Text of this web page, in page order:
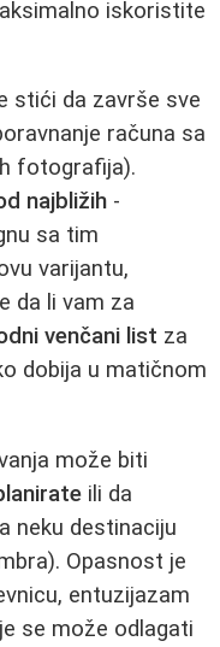
iskoristite
stići da završe sve
računa sa
fotografija).
najbližih -
sa tim
varijantu,
da li vam za
venčani list za
dobija u matičnom
može biti
ili da
neku destinaciju
Opasnost je
entuzijazam
se može odlagati